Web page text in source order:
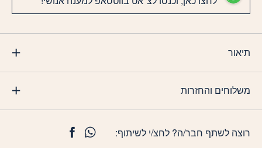
תיאור
משלוחים והחזרות
רוצה לשתף חבר/ה? לחצ/י לשיתוף: